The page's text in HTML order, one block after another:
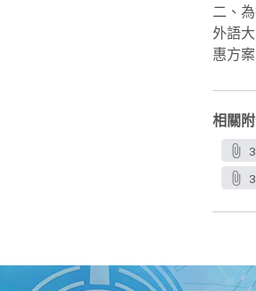
二、
外語
惠方
相關